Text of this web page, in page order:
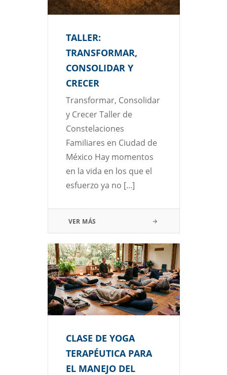
TALLER:
TRANSFORMAR,
CONSOLIDAR Y
CRECER
Transformar, Consolidar
y Crecer Taller de
Constelaciones
Familiares en Ciudad de
México Hay momentos
en la vida en los que el
esfuerzo ya no [...]
VER MÁS
CLASE DE YOGA
TERAPÉUTICA PARA
EL MANEJO DEL